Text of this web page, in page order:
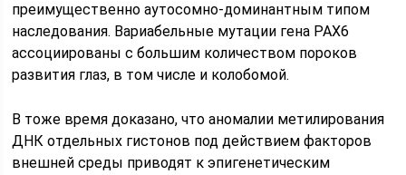
преимущественно аутосомно-доминантным типом
наследования. Вариабельные мутации гена РАХ6
ассоциированы с большим количеством пороков
развития глаз, в том числе и колобомой.
В тоже время доказано, что аномалии метилирования
ДНК отдельных гистонов под действием факторов
внешней среды приводят к эпигенетическим